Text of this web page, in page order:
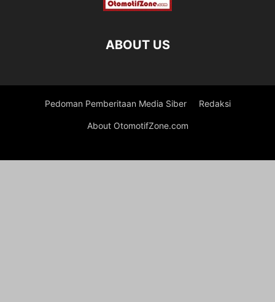
ABOUT US
Pedoman Pemberitaan Media Siber Redaksi
About OtomotifZone.com